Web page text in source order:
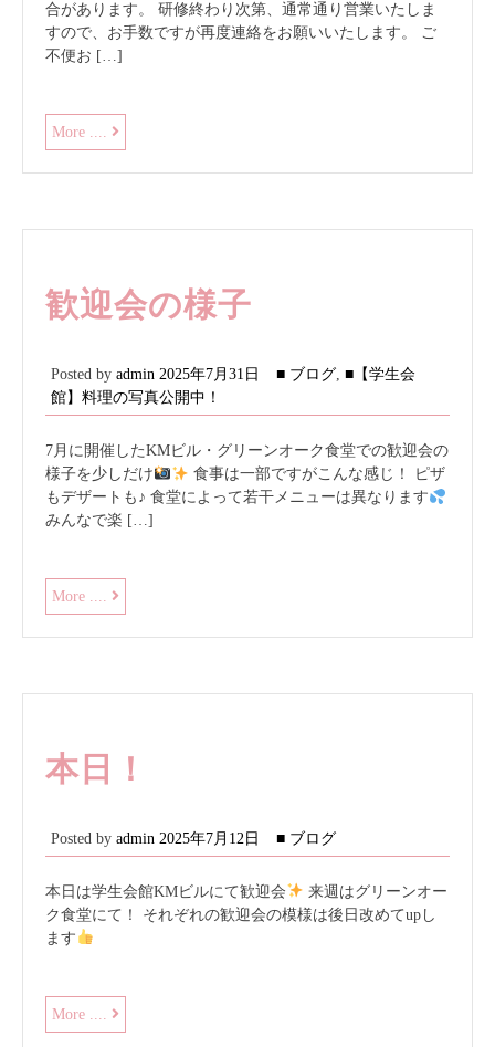
合があります。 研修終わり次第、通常通り営業いたしま
すので、お手数ですが再度連絡をお願いいたします。 ご
不便お […]
More .... お
知
ら
歓迎会の様子
Posted by admin 2025年7月31日 ■ ブログ, ■【学生会
館】料理の写真公開中！
7月に開催したKMビル・グリーンオーク食堂での歓迎会の
様子を少しだけ
食事は一部ですがこんな感じ！ ピザ
もデザートも♪ 食堂によって若干メニューは異なります
みんなで楽 […]
More .... 歓
迎
会
本日！
Posted by admin 2025年7月12日 ■ ブログ
本日は学生会館KMビルにて歓迎会
来週はグリーンオー
ク食堂にて！ それぞれの歓迎会の模様は後日改めてupし
ます
More .... 本
日！